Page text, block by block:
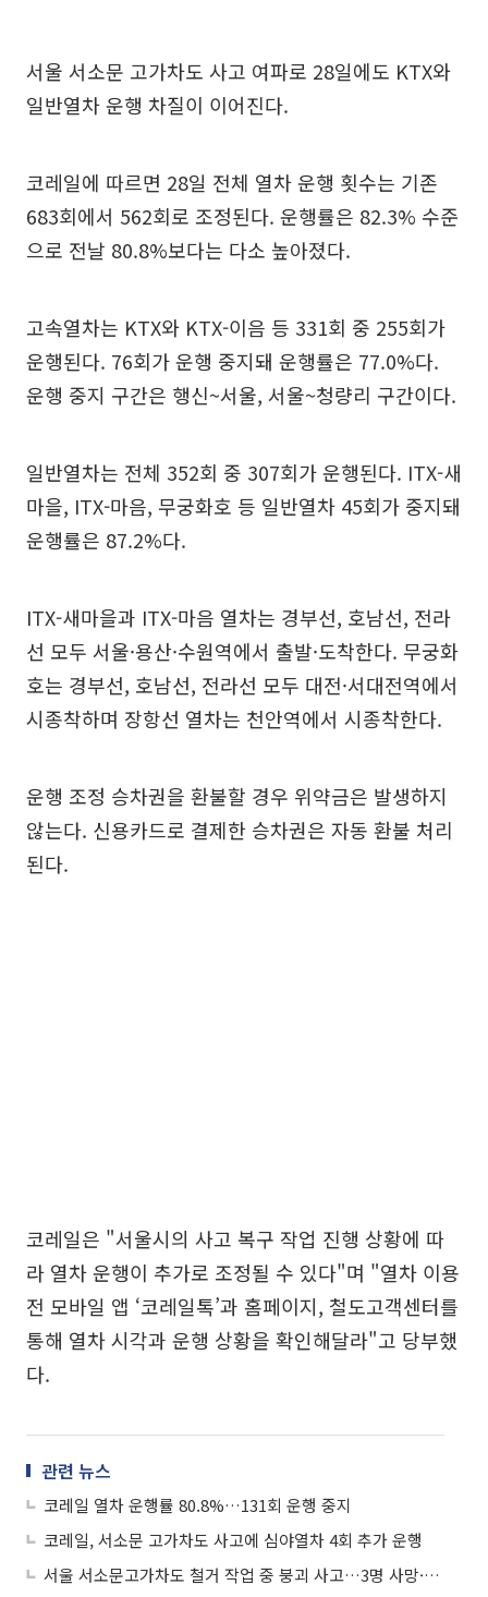
서울 서소문 고가차도 사고 여파로 28일에도 KTX와
일반열차 운행 차질이 이어진다.
코레일에 따르면 28일 전체 열차 운행 횟수는 기존
683회에서 562회로 조정된다. 운행률은 82.3% 수준
으로 전날 80.8%보다는 다소 높아졌다.
고속열차는 KTX와 KTX-이음 등 331회 중 255회가
운행된다. 76회가 운행 중지돼 운행률은 77.0%다.
운행 중지 구간은 행신~서울, 서울~청량리 구간이다.
일반열차는 전체 352회 중 307회가 운행된다. ITX-새
마을, ITX-마음, 무궁화호 등 일반열차 45회가 중지돼
운행률은 87.2%다.
ITX-새마을과 ITX-마음 열차는 경부선, 호남선, 전라
선 모두 서울·용산·수원역에서 출발·도착한다. 무궁화
호는 경부선, 호남선, 전라선 모두 대전·서대전역에서
시종착하며 장항선 열차는 천안역에서 시종착한다.
운행 조정 승차권을 환불할 경우 위약금은 발생하지
않는다. 신용카드로 결제한 승차권은 자동 환불 처리
된다.
코레일은 "서울시의 사고 복구 작업 진행 상황에 따
라 열차 운행이 추가로 조정될 수 있다"며 "열차 이용
전 모바일 앱 ‘코레일톡’과 홈페이지, 철도고객센터를
통해 열차 시각과 운행 상황을 확인해달라"고 당부했
다.
관련 뉴스
코레일 열차 운행률 80.8%…131회 운행 중지
코레일, 서소문 고가차도 사고에 심야열차 4회 추가 운행
서울 서소문고가차도 철거 작업 중 붕괴 사고…3명 사망·3명 부상